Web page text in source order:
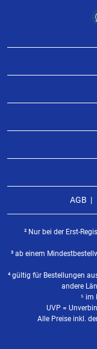
AGB
² Nur bei der Erst-
³ ab einem
⁴ gültig für Bestellungen
andere
⁵ im
UVP =
Alle Preise inkl.